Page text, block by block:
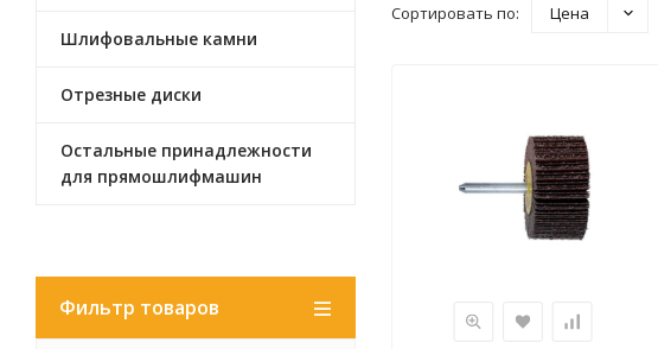
Шлифовальные камни
Отрезные диски
Остальные принадлежности
для прямошлифмашин
Фильтр товаров
Сортировать по: Цена